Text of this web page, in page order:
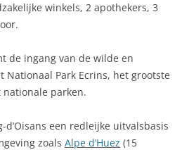
winkels, 2 apothekers, 3
de ingang van de wilde en
Nationaal Park Ecrins, het grootste
nationale parken.
d’Oisans een redleijke uitvalsbasis
zoals Alpe d’Huez (15